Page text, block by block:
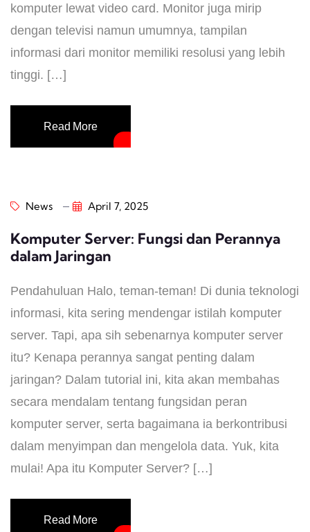
komputer lewat video card. Monitor juga mirip
dengan televisi namun umumnya, tampilan
informasi dari monitor memiliki resolusi yang lebih
tinggi. […]
Read More
News April 7, 2025
Komputer Server: Fungsi dan Perannya
dalam Jaringan
Pendahuluan Halo, teman-teman! Di dunia teknologi
informasi, kita sering mendengar istilah komputer
server. Tapi, apa sih sebenarnya komputer server
itu? Kenapa perannya sangat penting dalam
jaringan? Dalam tutorial ini, kita akan membahas
secara mendalam tentang fungsidan peran
komputer server, serta bagaimana ia berkontribusi
dalam menyimpan dan mengelola data. Yuk, kita
mulai! Apa itu Komputer Server? […]
Read More